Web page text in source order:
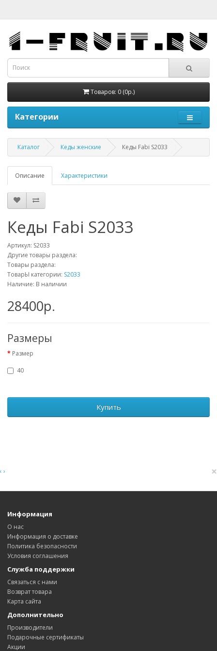
Товаров: 0 (0р.)
Категории
Каталог Кеды женские Кеды Fabi S2033
Описание Характеристики
Кеды Fabi S2033
Артикул: S2033
Другие товары раздела:
Товары раздела:
ТоварЫ категории: S2033
Наличие: В наличии
28400р.
Размеры
Размер
40
Купить
‹ › ×
Информация
О нас
Информация о доставке
Политика безопасности
Условия соглашения
Служба поддержки
Связаться с нами
Возврат товара
Карта сайта
Дополнительно
Производители
Подарочные сертификаты
Акции